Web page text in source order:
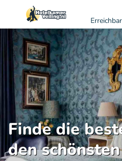
Finde die
den